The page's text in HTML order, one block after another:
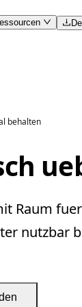
behalten
Raum
nutzbar